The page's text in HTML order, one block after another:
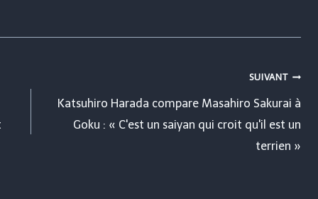
SUIVANT
Katsuhiro Harada compare Masahiro Sakurai à
Goku : « C'est un saiyan qui croit qu'il est un
terrien »